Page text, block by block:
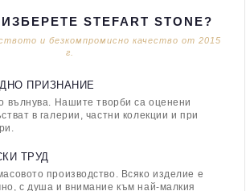
STEFART STONE?
и безкомпромисно качество от 2015
г.
ПРИЗНАНИЕ
вълнува. Нашите творби са оценени
в галерии, частни колекции и при
ТРУД
производство. Всяко изделие е
с душа и внимание към най-малкия